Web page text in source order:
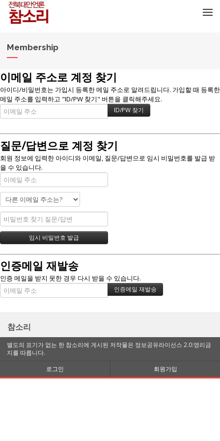
Membership
이메일 주소로 계정 찾기
아이디/비밀번호는 가입시 등록한 메일 주소로 알려드립니다. 가입할 때 등록한
메일 주소를 입력하고 "ID/PW 찾기" 버튼을 클릭해주세요.
질문/답변으로 계정 찾기
회원 정보에 입력한 아이디와 이메일, 질문/답변으로 임시 비밀번호를 발급 받
을 수 있습니다.
인증메일 재발송
인증 메일을 받지 못한 경우 다시 받을 수 있습니다.
참소리
별도의 표기가 없는 한 참소리에 게시된 저작물은 정보공유라이선스 2.0:영리금
지를 따릅니다.
로그인
회원가입